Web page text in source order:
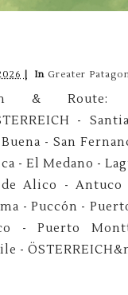
In Greater
& Route:
-
- San
- El Medano -
de Alico - Antuco
- Puccón -
- Puerto
-